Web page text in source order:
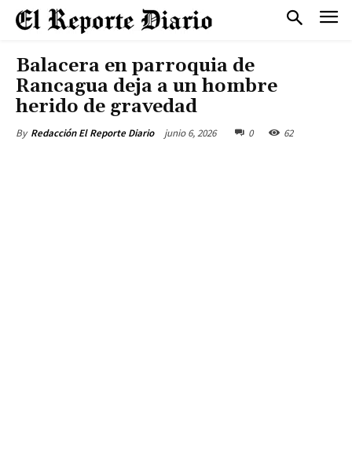
Balacera en parroquia de
Rancagua deja a un hombre
herido de gravedad
By Redacción El Reporte Diario junio 6, 2026 0 62